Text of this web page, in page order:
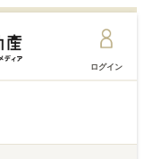
ログイン